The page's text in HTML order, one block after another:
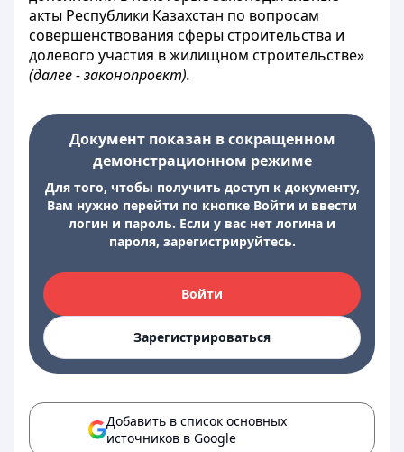
акты Республики Казахстан по вопросам
совершенствования сферы строительства и
долевого участия в жилищном строительстве»
(далее - законопроект).
Документ показан в сокращенном
демонстрационном режиме
Для того, чтобы получить доступ к документу,
Вам нужно перейти по кнопке Войти и ввести
логин и пароль. Если у вас нет логина и
пароля, зарегистрируйтесь.
Войти
Зарегистрироваться
Добавить в список основных
источников в Google